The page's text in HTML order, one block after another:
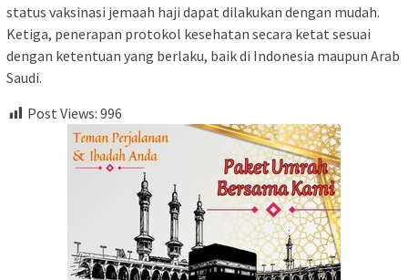
status vaksinasi jemaah haji dapat dilakukan dengan mudah.
Ketiga, penerapan protokol kesehatan secara ketat sesuai
dengan ketentuan yang berlaku, baik di Indonesia maupun Arab
Saudi.
Post Views: 996